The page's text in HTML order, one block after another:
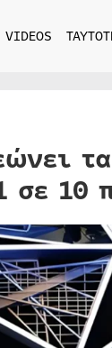
VIDEOS
τα
σε 10